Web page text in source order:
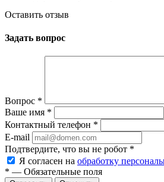
Оставить отзыв
Задать вопрос
Вопрос *
Ваше имя *
Контактный телефон *
E-mail
Подтвердите, что вы не робот *
Я согласен на обработку
* — Обязательные поля